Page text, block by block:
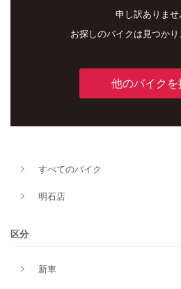
申し訳ありませ
お探しのバイクは見つかり
他のバイクを
すべてのバイク
明石店
区分
新車